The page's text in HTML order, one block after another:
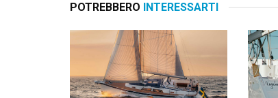
POTREBBERO INTERESSARTI